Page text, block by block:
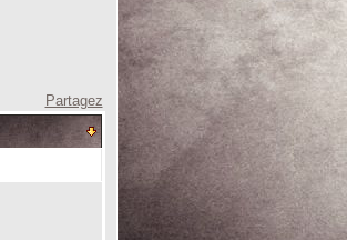
Partagez